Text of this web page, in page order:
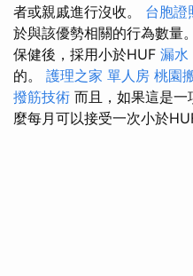
者或親戚進行沒收。 台胞證
於與該優勢相關的行為數量。
保健後，採用小於HUF 漏水
的。 護理之家 單人房 桃園
撥筋技術 而且，如果這是一
麼每月可以接受一次小於